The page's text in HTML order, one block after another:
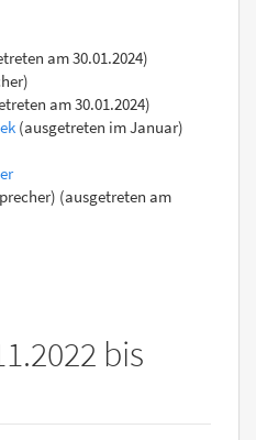
am 30.01.2024)
am 30.01.2024)
(ausgetreten im Januar)
(ausgetreten am
bis